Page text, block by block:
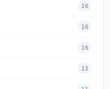
16
16
16
13